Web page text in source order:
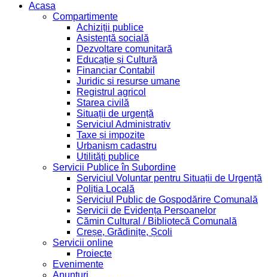
Acasa
Compartimente
Achiziții publice
Asistență socială
Dezvoltare comunitară
Educație și Cultură
Financiar Contabil
Juridic si resurse umane
Registrul agricol
Starea civilă
Situații de urgență
Serviciul Administrativ
Taxe și impozite
Urbanism cadastru
Utilități publice
Servicii Publice în Subordine
Serviciul Voluntar pentru Situații de Urgență
Poliția Locală
Serviciul Public de Gospodărire Comunală
Servicii de Evidența Persoanelor
Cămin Cultural / Bibliotecă Comunală
Creșe, Grădinițe, Școli
Servicii online
Proiecte
Evenimente
Anunțuri